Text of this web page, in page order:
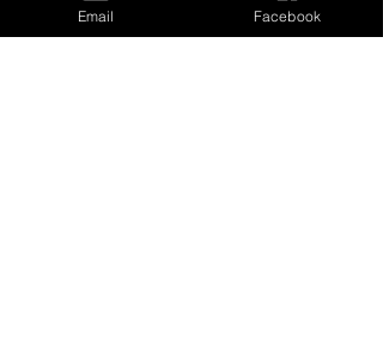
Email Facebook